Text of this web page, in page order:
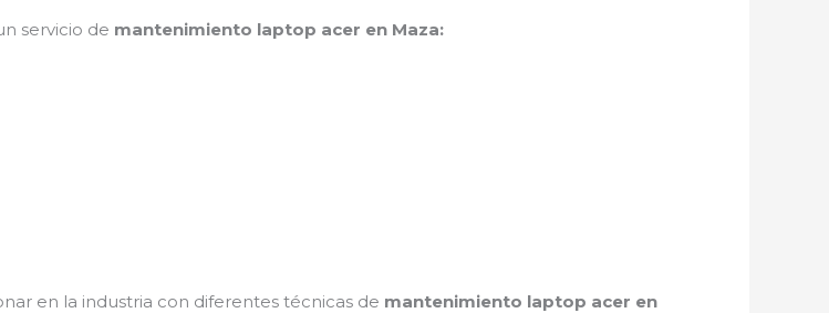
servicio de mantenimiento laptop acer en Maza:
en la industria con diferentes técnicas de mantenimiento laptop acer en